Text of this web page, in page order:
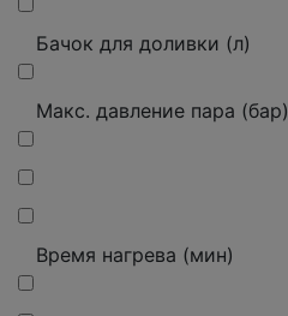
Бачок для доливки (л)
Макс. давление пара (бар)
Время нагрева (мин)